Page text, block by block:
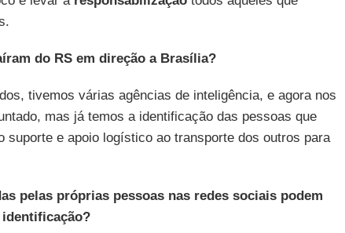
do RS em direção a Brasília?
tivemos várias agências de inteligência, e agora nos
mas já temos a identificação das pessoas que
suporte e apoio logístico ao transporte dos outros para
pelas próprias pessoas nas redes sociais podem